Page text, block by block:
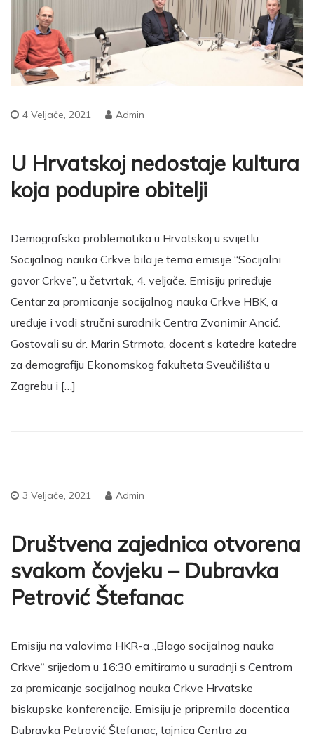
4 Veljače, 2021 Admin
U Hrvatskoj nedostaje kultura
koja podupire obitelji
Demografska problematika u Hrvatskoj u svijetlu
Socijalnog nauka Crkve bila je tema emisije “Socijalni
govor Crkve”, u četvrtak, 4. veljače. Emisiju priređuje
Centar za promicanje socijalnog nauka Crkve HBK, a
uređuje i vodi stručni suradnik Centra Zvonimir Ancić.
Gostovali su dr. Marin Strmota, docent s katedre katedre
za demografiju Ekonomskog fakulteta Sveučilišta u
Zagrebu i […]
3 Veljače, 2021 Admin
Društvena zajednica otvorena
svakom čovjeku – Dubravka
Petrović Štefanac
Emisiju na valovima HKR-a „Blago socijalnog nauka
Crkve“ srijedom u 16:30 emitiramo u suradnji s Centrom
za promicanje socijalnog nauka Crkve Hrvatske
biskupske konferencije. Emisiju je pripremila docentica
Dubravka Petrović Štefanac, tajnica Centra za